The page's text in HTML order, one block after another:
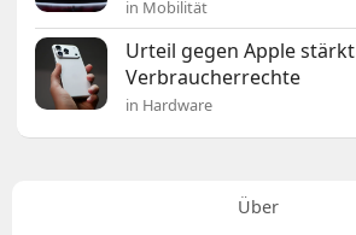
in Mobilität
Urteil gegen Apple stärkt
Verbraucherrechte
in Hardware
Über